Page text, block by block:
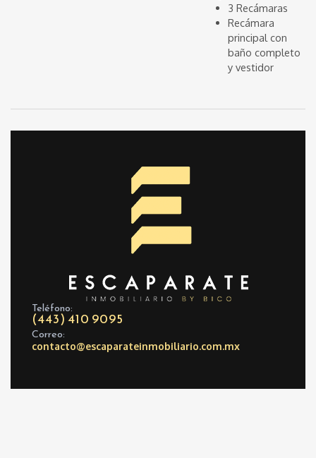
3 Recámaras
Recámara
principal con
baño completo
y vestidor
Teléfono:
(443) 410 9095
Correo:
contacto@escaparateinmobiliario.com.mx